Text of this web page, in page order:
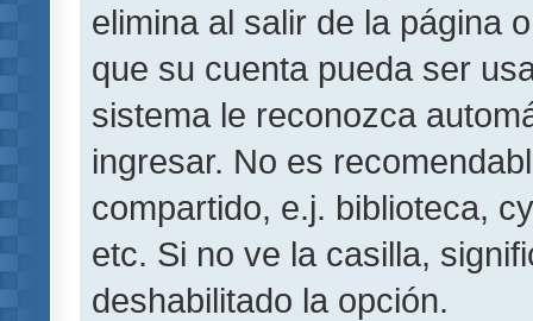
elimina al salir de la página
que su cuenta pueda ser
sistema le reconozca
ingresar. No es
compartido, e.j. biblioteca,
etc. Si no ve la casilla,
deshabilitado la opción.